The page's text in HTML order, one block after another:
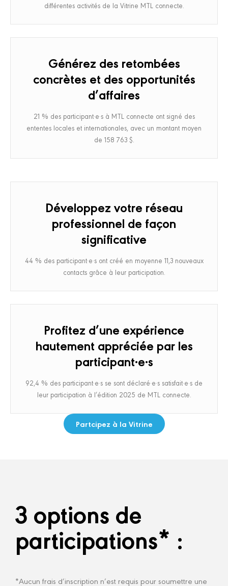
différentes activités de la Vitrine MTL connecte.
Générez des retombées
concrètes et des opportunités
d’affaires
21 % des participant·e·s à MTL connecte ont signé des
ententes locales et internationales, avec un montant moyen
de 158 763 $.
Développez votre réseau
professionnel de façon
significative
44 % des participant·e·s ont créé en moyenne 11,3 nouveaux
contacts grâce à leur participation.
Profitez d’une expérience
hautement appréciée par les
participant·e·s
92,4 % des participant·e·s se sont déclaré·e·s satisfait·e·s de
leur participation à l’édition 2025 de MTL connecte.
Partcipez à la Vitrine
3 options de
participations* :
*Aucun frais d’inscription n’est requis pour soumettre une